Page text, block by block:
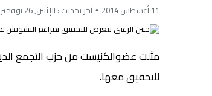
11 أغسطس 2014 آخر تحديث : الإثنين, 26 نوفمبر, 2018 - 7:39 مساءً
للتحقيق معها.